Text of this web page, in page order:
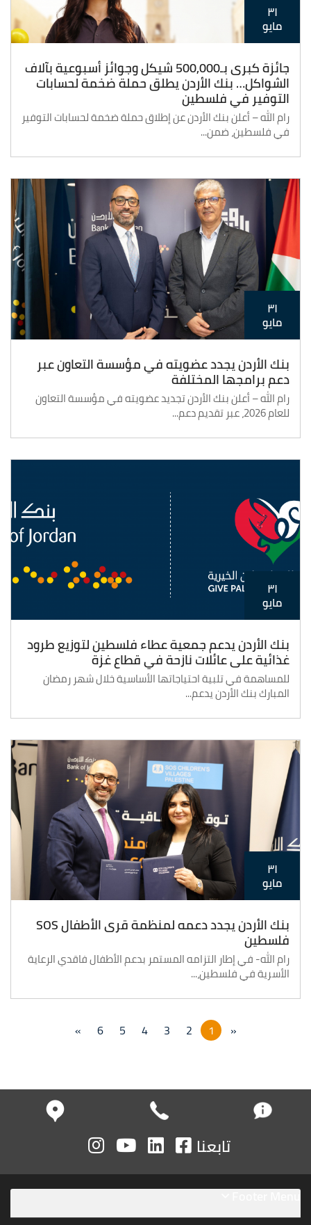
٣١
مايو
جائزة كبرى بـ500,000 شيكل وجوائز أسبوعية بآلاف
الشواكل… بنك الأردن يطلق حملة ضخمة لحسابات
التوفير في فلسطين
رام الله – أعلن بنك الأردن عن إطلاق حملة ضخمة لحسابات التوفير
في فلسطين، ضمن...
٣١
مايو
بنك الأردن يجدد عضويته في مؤسسة التعاون عبر
دعم برامجها المختلفة
رام الله – أعلن بنك الأردن تجديد عضويته في مؤسسة التعاون
للعام 2026، عبر تقديم دعم...
٣١
مايو
بنك الأردن يدعم جمعية عطاء فلسطين لتوزيع طرود
غذائية على عائلات نازحة في قطاع غزة
للمساهمة في تلبية احتياجاتها الأساسية خلال شهر رمضان
المبارك بنك الأردن يدعم...
٣١
مايو
بنك الأردن يجدد دعمه لمنظمة قرى الأطفال SOS
فلسطين
رام الله- في إطار التزامه المستمر بدعم الأطفال فاقدي الرعاية
الأسرية في فلسطين،...
«
1
2
3
4
5
6
»
تابعنا
Footer Menu